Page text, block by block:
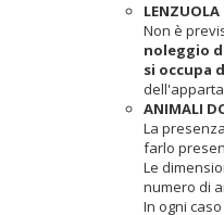
LENZUOLA
Non è
noleggio
si occupa
ANIMALI
La
farlo
Le
numero di
In ogni